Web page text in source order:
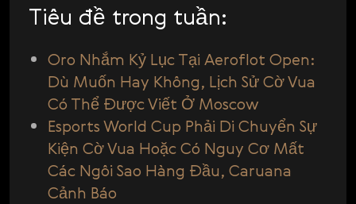
Tiêu đề trong tuần:
Oro Nhắm Kỷ Lục Tại Aeroflot Open:
Dù Muốn Hay Không, Lịch Sử Cờ Vua
Có Thể Được Viết Ở Moscow
Esports World Cup Phải Di Chuyển Sự
Kiện Cờ Vua Hoặc Có Nguy Cơ Mất
Các Ngôi Sao Hàng Đầu, Caruana
Cảnh Báo